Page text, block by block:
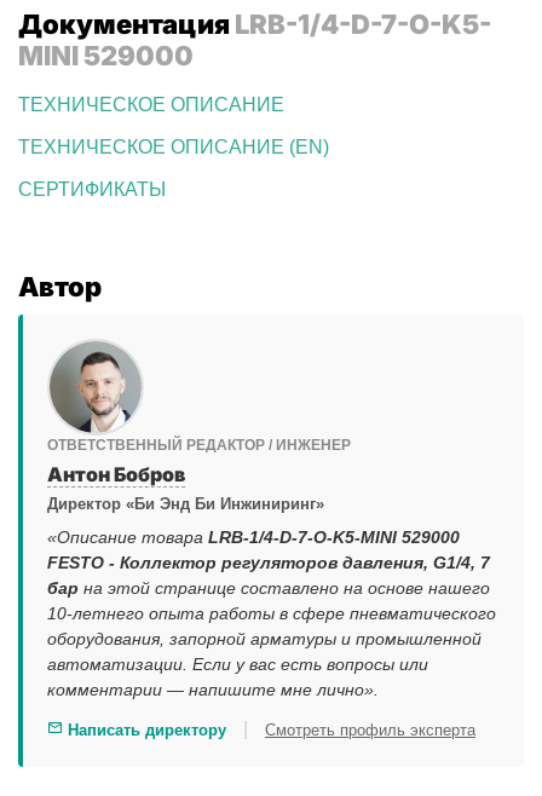
Документация LRB-1/4-D-7-O-K5-
MINI 529000
ТЕХНИЧЕСКОЕ ОПИСАНИЕ
ТЕХНИЧЕСКОЕ ОПИСАНИЕ (EN)
СЕРТИФИКАТЫ
Автор
ОТВЕТСТВЕННЫЙ РЕДАКТОР / ИНЖЕНЕР
Антон Бобров
Директор «Би Энд Би Инжиниринг»
«Описание товара LRB-1/4-D-7-O-K5-MINI 529000
FESTO - Коллектор регуляторов давления, G1/4, 7
бар на этой странице составлено на основе нашего
10-летнего опыта работы в сфере пневматического
оборудования, запорной арматуры и промышленной
автоматизации. Если у вас есть вопросы или
комментарии — напишите мне лично».
Написать директору Смотреть профиль эксперта